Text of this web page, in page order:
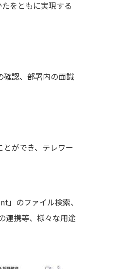
をともに実現する
確認、部署内の面識
ができ、テレワー
のファイル検索、
連携等、様々な用途